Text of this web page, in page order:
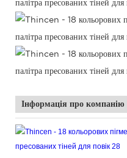
Інформація про компанію